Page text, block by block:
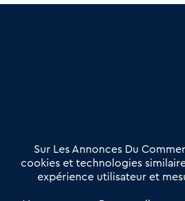
Offres Pro
Actualités
Qui sommes nous ?
Derniers articles
Sur Les Annonces Du
cookies et technologies
expérience utilisateur et